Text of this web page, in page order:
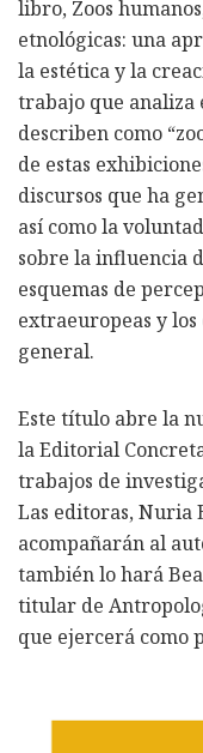
libro, Zoos
etnológicas: una
la estética y la
trabajo que analiza
describen como
de estas
discursos que ha
así como la
sobre la influencia
esquemas de
extraeuropeas y
general.
Este título abre la
la Editorial
trabajos de
Las editoras, Nuria
acompañarán al
también lo hará
titular de
que ejercerá como